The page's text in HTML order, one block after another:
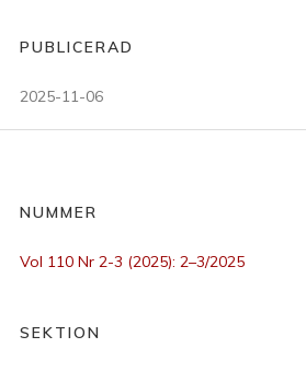
PUBLICERAD
2025-11-06
NUMMER
Vol 110 Nr 2-3 (2025): 2–3/2025
SEKTION